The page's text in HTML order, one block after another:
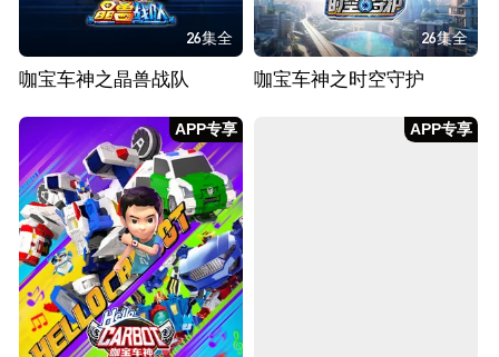
26集全
咖宝车神之晶兽战队
26集全
咖宝车神之时空守护
APP专享 APP专享